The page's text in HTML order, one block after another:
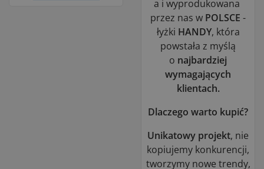
a i wyprodukowana
przez nas w POLSCE -
łyżki HANDY, która
powstała z myślą
o najbardziej
wymagających
klientach.
Dlaczego warto kupić?
Unikatowy projekt, nie
kopiujemy konkurencji,
tworzymy nowe trendy,